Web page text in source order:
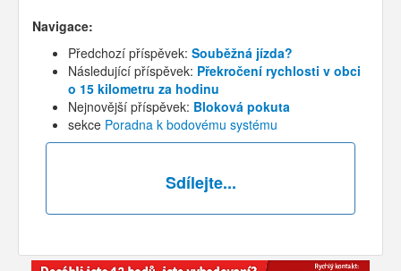
Navigace:
Předchozí příspěvek: Souběžná jízda?
Následující příspěvek: Překročení rychlosti v obci
o 15 kilometru za hodinu
Nejnovější příspěvek: Bloková pokuta
sekce Poradna k bodovému systému
Sdílejte...